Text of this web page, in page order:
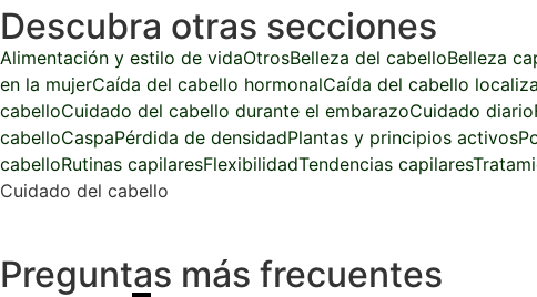
Descubra otras secciones
Alimentación y estilo de vidaOtrosBelleza del cabelloBelleza
en la mujerCaída del cabello hormonalCaída del cabello
cabelloCuidado del cabello durante el embarazoCuidado diario
cabelloCaspaPérdida de densidadPlantas y principios activos
cabelloRutinas capilaresFlexibilidadTendencias capilares
Cuidado del cabello
Preguntas más frecuentes